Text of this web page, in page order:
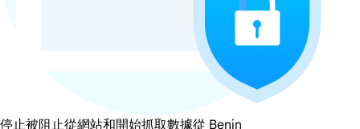
停止被阻止從網站和開始抓取數據從 Benin